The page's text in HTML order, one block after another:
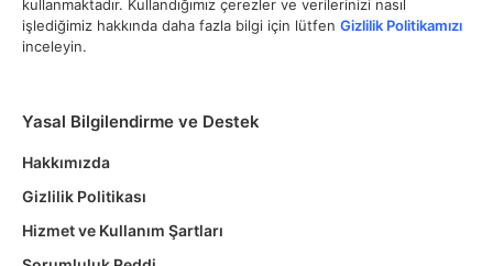
kullanmaktadır. Kullandığımız çerezler ve verilerinizi nasıl
işlediğimiz hakkında daha fazla bilgi için lütfen Gizlilik Politikamızı
inceleyin.
Yasal Bilgilendirme ve Destek
Hakkımızda
Gizlilik Politikası
Hizmet ve Kullanım Şartları